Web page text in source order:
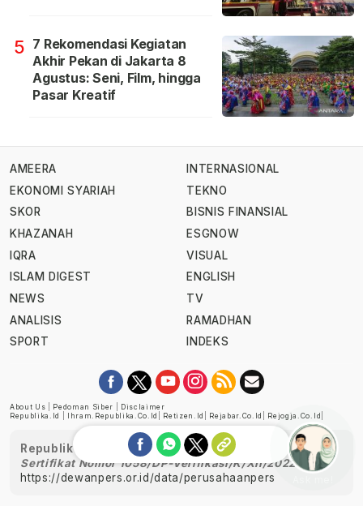
5 7 Rekomendasi Kegiatan
Akhir Pekan di Jakarta 8
Agustus: Seni, Film, hingga
Pasar Kreatif
AMEERA
EKONOMI SYARIAH
SKOR
KHAZANAH
IQRA
ISLAM DIGEST
NEWS
ANALISIS
SPORT
INTERNASIONAL
TEKNO
BISNIS FINANSIAL
ESGNOW
VISUAL
ENGLISH
TV
RAMADHAN
INDEKS
About Us Pedoman Siber
Disclaimer
Republika.id
Ihram.republika.co.id Retizen.id Rejabar.co.id Rejogja.co.id
Republika telah diverifikasi oleh Dewan Pers
Sertifikat Nomor 1058/DP-Verifikasi/K/XII/2022
https://dewanpers.or.id/data/perusahaanpers